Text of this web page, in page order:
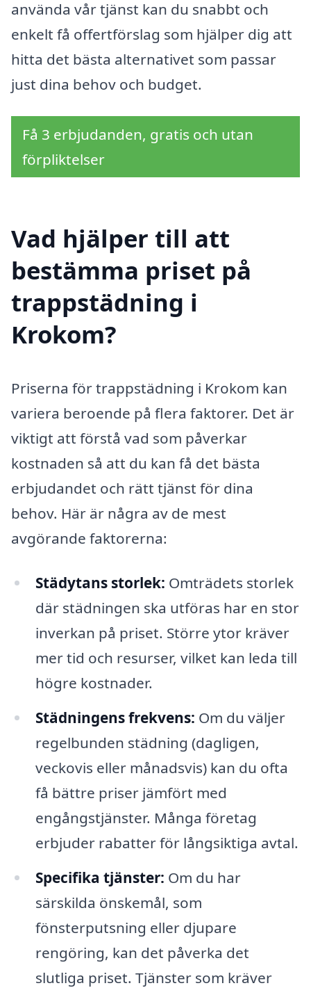
använda vår tjänst kan du snabbt och
enkelt få offertförslag som hjälper dig att
hitta det bästa alternativet som passar
just dina behov och budget.
Få 3 erbjudanden, gratis och utan
förpliktelser
Vad hjälper till att
bestämma priset på
trappstädning i
Krokom?
Priserna för trappstädning i Krokom kan
variera beroende på flera faktorer. Det är
viktigt att förstå vad som påverkar
kostnaden så att du kan få det bästa
erbjudandet och rätt tjänst för dina
behov. Här är några av de mest
avgörande faktorerna:
Städytans storlek: Omträdets storlek
där städningen ska utföras har en stor
inverkan på priset. Större ytor kräver
mer tid och resurser, vilket kan leda till
högre kostnader.
Städningens frekvens: Om du väljer
regelbunden städning (dagligen,
veckovis eller månadsvis) kan du ofta
få bättre priser jämfört med
engångstjänster. Många företag
erbjuder rabatter för långsiktiga avtal.
Specifika tjänster: Om du har
särskilda önskemål, som
fönsterputsning eller djupare
rengöring, kan det påverka det
slutliga priset. Tjänster som kräver